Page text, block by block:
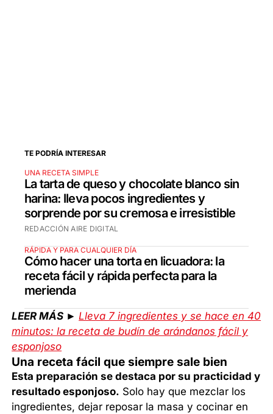
TE PODRÍA INTERESAR
UNA RECETA SIMPLE
La tarta de queso y chocolate blanco sin
harina: lleva pocos ingredientes y
sorprende por su cremosa e irresistible
REDACCIÓN AIRE DIGITAL
RÁPIDA Y PARA CUALQUIER DÍA
Cómo hacer una torta en licuadora: la
receta fácil y rápida perfecta para la
merienda
LEER MÁS ►Lleva 7 ingredientes y se hace en 40
minutos: la receta de budín de arándanos fácil y
esponjoso
Una receta fácil que siempre sale bien
Esta preparación se destaca por su practicidad y
resultado esponjoso. Solo hay que mezclar los
ingredientes, dejar reposar la masa y cocinar en